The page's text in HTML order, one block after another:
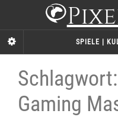
SPIELE |
Gaming